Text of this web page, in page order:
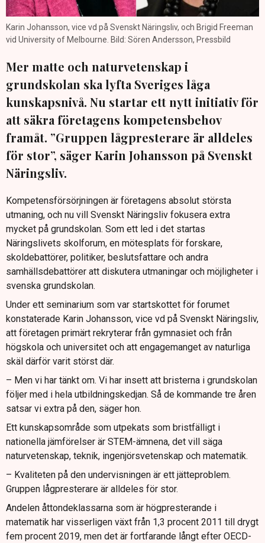
Karin Johansson, vice vd på Svenskt Näringsliv, och Brigid Freeman
vid University of Melbourne. Bild: Sören Andersson, Pressbild
Mer matte och naturvetenskap i
grundskolan ska lyfta Sveriges låga
kunskapsnivå. Nu startar ett nytt initiativ för
att säkra företagens kompetensbehov
framåt. ”Gruppen lågpresterare är alldeles
för stor”, säger Karin Johansson på Svenskt
Näringsliv.
Kompetensförsörjningen är företagens absolut största
utmaning, och nu vill Svenskt Näringsliv fokusera extra
mycket på grundskolan. Som ett led i det startas
Näringslivets skolforum, en mötesplats för forskare,
skoldebattörer, politiker, beslutsfattare och andra
samhällsdebattörer att diskutera utmaningar och möjligheter i
svenska grundskolan.
Under ett seminarium som var startskottet för forumet
konstaterade Karin Johansson, vice vd på Svenskt Näringsliv,
att företagen primärt rekryterar från gymnasiet och från
högskola och universitet och att engagemanget av naturliga
skäl därför varit störst där.
– Men vi har tänkt om. Vi har insett att bristerna i grundskolan
följer med i hela utbildningskedjan. Så de kommande tre åren
satsar vi extra på den, säger hon.
Ett kunskapsområde som utpekats som bristfälligt i
nationella jämförelser är STEM-ämnena, det vill säga
naturvetenskap, teknik, ingenjörsvetenskap och matematik.
– Kvaliteten på den undervisningen är ett jätteproblem.
Gruppen lågpresterare är alldeles för stor.
Andelen åttondeklassarna som är högpresterande i
matematik har visserligen växt från 1,3 procent 2011 till drygt
fem procent 2019, men det är fortfarande långt efter OECD-